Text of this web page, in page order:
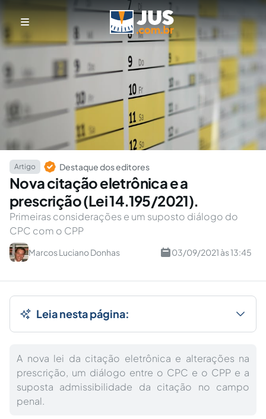
Artigo Destaque dos editores
Nova citação eletrônica e a
prescrição (Lei 14.195/2021).
Primeiras considerações e um suposto diálogo do
CPC com o CPP
Marcos Luciano Donhas 03/09/2021 às 13:45
Leia nesta página:
A nova lei da citação eletrônica e alterações na
prescrição, um diálogo entre o CPC e o CPP e a
suposta admissibilidade da citação no campo
penal.